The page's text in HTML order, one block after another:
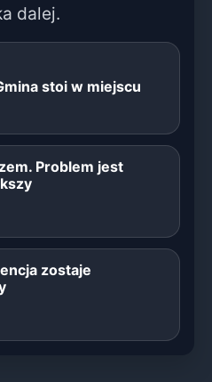
dalej.
stoi w miejscu
Problem jest
zostaje